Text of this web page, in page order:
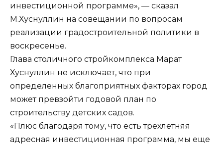
инвестиционной программе», — сказал
М.Хуснуллин на совещании по вопросам
реализации градостроительной политики в
воскресенье.
Глава столичного стройкомплекса Марат
Хуснуллин не исключает, что при
определенных благоприятных факторах город
может превзойти годовой план по
строительству детских садов.
«Плюс благодаря тому, что есть трехлетняя
адресная инвестиционная программа, мы еще